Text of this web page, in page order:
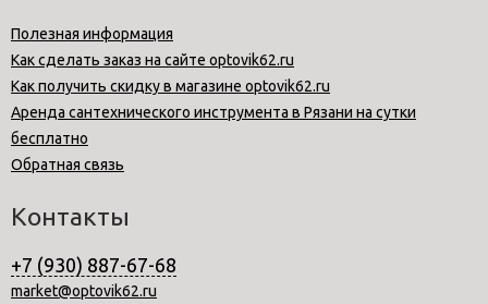
Полезная информация
Как сделать заказ на сайте optovik62.ru
Как получить скидку в магазине optovik62.ru
Аренда сантехнического инструмента в Рязани на сутки
бесплатно
Обратная связь
Контакты
+7 (930) 887-67-68
market@optovik62.ru